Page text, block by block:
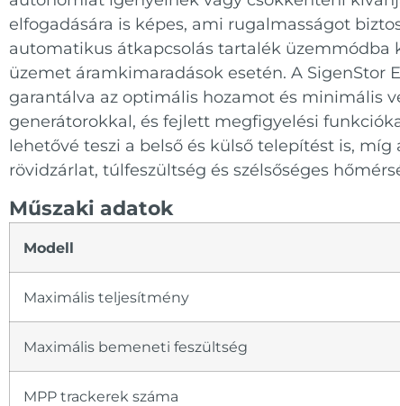
elfogadására is képes, ami rugalmasságot
automatikus átkapcsolás tartalék
üzemet áramkimaradások esetén. A SigenStor
garantálva az optimális hozamot és minimális
generátorokkal, és fejlett megfigyelési
lehetővé teszi a belső és külső telepítést is,
rövidzárlat, túlfeszültség és szélsőséges
Műszaki adatok
Modell
Maximális teljesítmény
Maximális bemeneti feszültség
MPP trackerek száma